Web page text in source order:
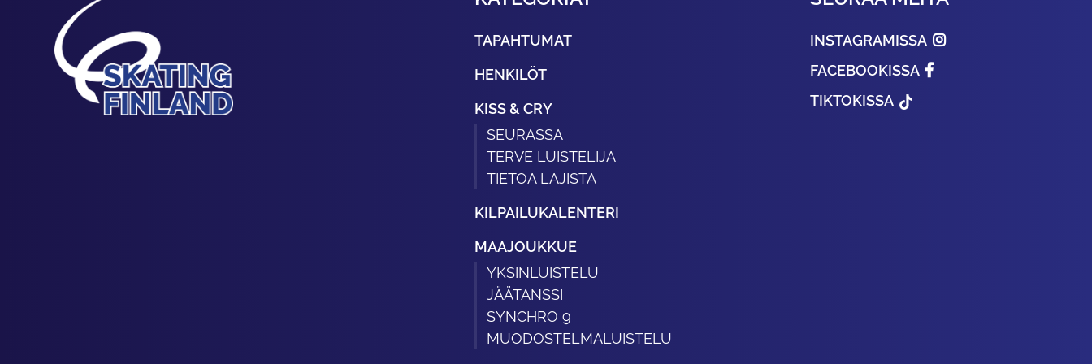
TAPAHTUMAT
HENKILÖT
KISS & CRY
SEURASSA
TERVE LUISTELIJA
TIETOA LAJISTA
KILPAILUKALENTERI
MAAJOUKKUE
YKSINLUISTELU
JÄÄTANSSI
SYNCHRO 9
MUODOSTELMALUISTELU
INSTAGRAMISSA
FACEBOOKISSA
TIKTOKISSA